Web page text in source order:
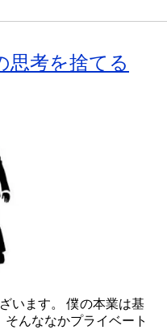
思考を捨てる
います。 僕の本業は基
んななかプライベート